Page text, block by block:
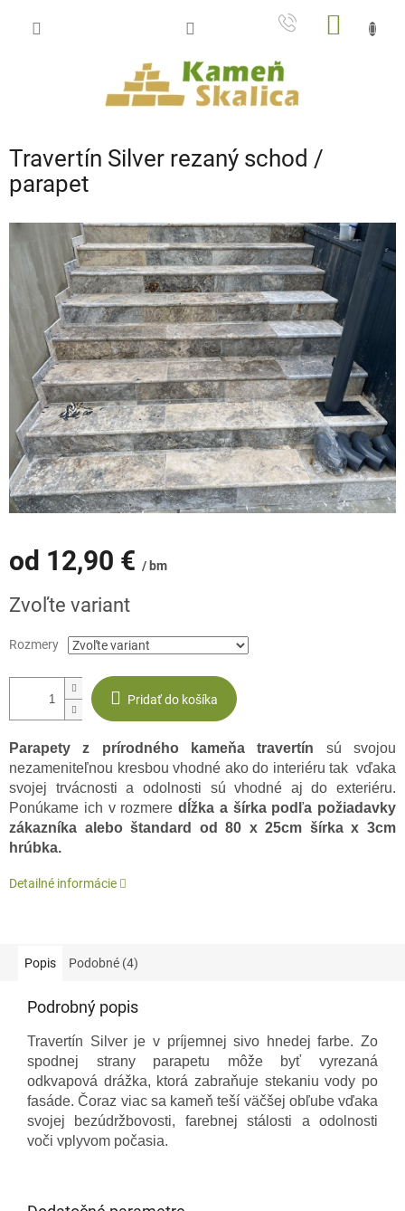
Travertín Silver rezaný schod /
parapet
od 12,90 € / bm
cena:
Zvoľte variant
Rozmery
Pridať do košíka
Parapety z prírodného kameňa travertín sú svojou
nezameniteľnou kresbou vhodné ako do interiéru tak vďaka
svojej trvácnosti a odolnosti sú vhodné aj do exteriéru.
Ponúkame ich v rozmere dĺžka a šírka podľa požiadavky
zákazníka alebo štandard od 80 x 25cm šírka x 3cm
hrúbka.
Detailné informácie
Popis Podobné (4)
Podrobný popis
Travertín Silver je v príjemnej sivo hnedej farbe. Zo
spodnej strany parapetu môže byť vyrezaná
odkvapová drážka, ktorá zabraňuje stekaniu vody po
fasáde. Čoraz viac sa kameň teší väčšej obľube vďaka
svojej bezúdržbovosti, farebnej stálosti a odolnosti
voči vplyvom počasia.